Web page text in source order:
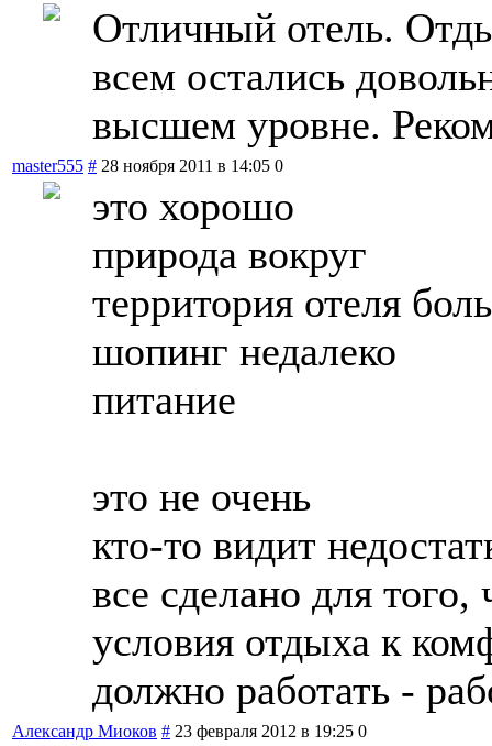
Отличный отель.
всем остались
высшем уровне.
master555 # 28 ноября 2011 в 14:05 0
это хорошо
природа вокруг
территория отеля
шопинг недалеко
питание
это не очень
кто-то видит
все сделано для
условия отдыха к
должно работать -
Александр Миоков # 23 февраля 2012 в 19:25 0